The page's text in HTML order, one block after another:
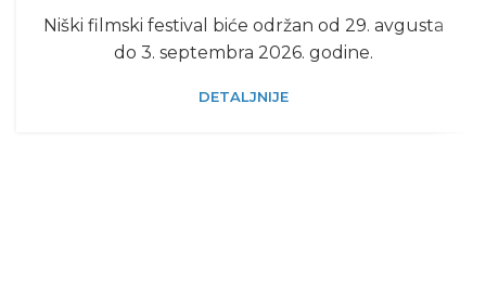
Niški filmski festival biće održan od 29. avgusta
do 3. septembra 2026. godine.
DETALJNIJE